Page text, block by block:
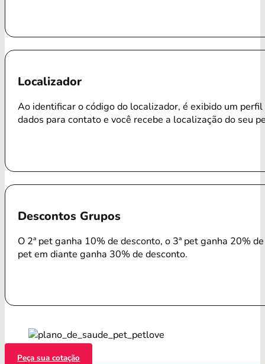
Localizador
Ao identificar o código do localizador, é exibido um perfil
dados para contato e você recebe a localização do seu
Descontos Grupos
O 2ª pet ganha 10% de desconto, o 3ª pet ganha 20%
pet em diante ganha 30% de desconto.
Peça sua cotação